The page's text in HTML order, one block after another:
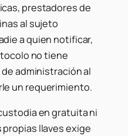
prestadores de
al sujeto
a quien notificar,
no tiene
administración al
un requerimiento.
en gratuita ni
llaves exige